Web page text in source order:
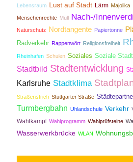
Lebensraum Lust auf Stadt Lärm Majolika
Menschenrechte Müll Nach-/
Naturschutz Nordtangente Papiertonne
Radverkehr Rappenwört Religionsfreiheit
Rheinhafen Schulen Soziales Soziale Stadt
Stadtbild Stadtentwicklung
Karlsruhe Stadtklima
Straßenstrich Stuttgarter Straße
Turmbergbahn Uhlandschule Verkehr
Wahlkampf Wahlprogramm Wahlprüfsteine
Wasserwerkbrücke WLAN